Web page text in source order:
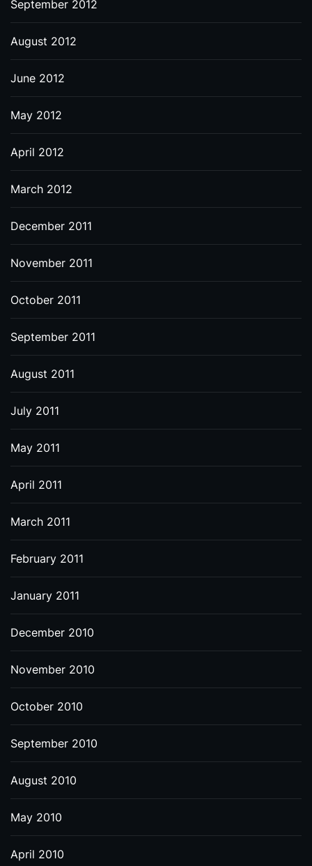
September 2012
August 2012
June 2012
May 2012
April 2012
March 2012
December 2011
November 2011
October 2011
September 2011
August 2011
July 2011
May 2011
April 2011
March 2011
February 2011
January 2011
December 2010
November 2010
October 2010
September 2010
August 2010
May 2010
April 2010